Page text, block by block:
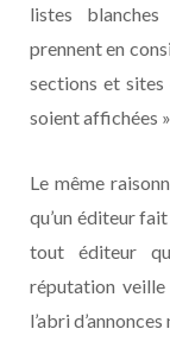
listes
prennent en
sections et sites
soient affichées
Le même
qu’un éditeur
tout éditeur
réputation
l’abri